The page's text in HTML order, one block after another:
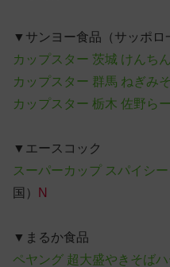
▼サンヨー食品（サッポロ
カップスター 茨城 けんち
カップスター 群馬 ねぎみ
カップスター 栃木 佐野ら
▼エースコック
スーパーカップ スパイシ
国）
N
▼まるか食品
ペヤング 超大盛やきそば